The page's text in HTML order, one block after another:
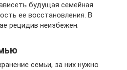
будущая семейная
ее восстановления. В
рецидив неизбежен.
семьи, за них нужно